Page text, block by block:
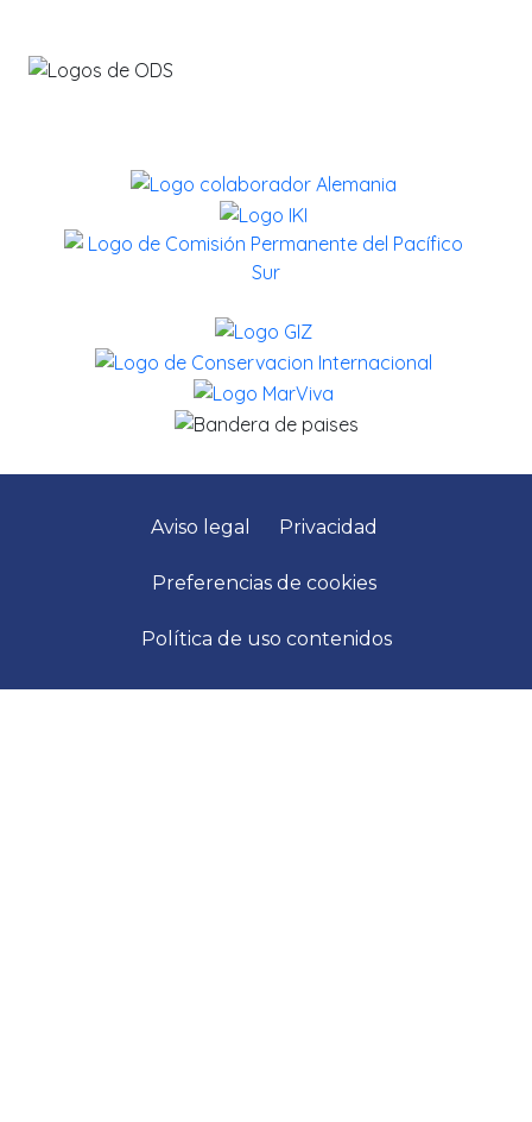
Aviso legal Privacidad
Preferencias de cookies
Política de uso contenidos